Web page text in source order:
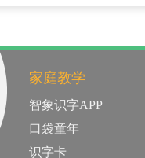
家庭教学
智象识字APP
口袋童年
识字卡